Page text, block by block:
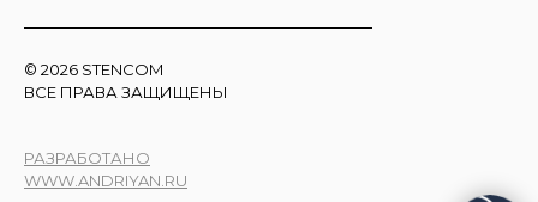
© 2026 STENCOM
ВСЕ ПРАВА ЗАЩИЩЕНЫ
РАЗРАБОТАНО
WWW.ANDRIYAN.RU